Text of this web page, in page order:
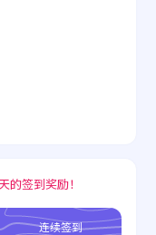
的签到奖励！
连续签到